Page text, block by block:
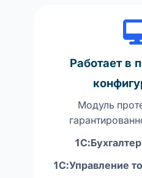
Работает в
Модуль
1С:Управление